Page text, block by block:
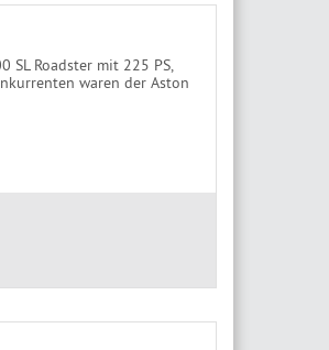
SL Roadster mit 225 PS,
waren der Aston